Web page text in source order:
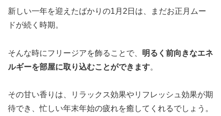
新しい一年を迎えたばかりの1月2日は、まだお正月ムー
ドが続く時期。
そんな時にフリージアを飾ることで、 明るく前向きなエネ
ルギーを部屋に取り込むことができます。
その甘い香りは、リラックス効果やリフレッシュ効果が期
待でき、忙しい年末年始の疲れを癒してくれるでしょう。